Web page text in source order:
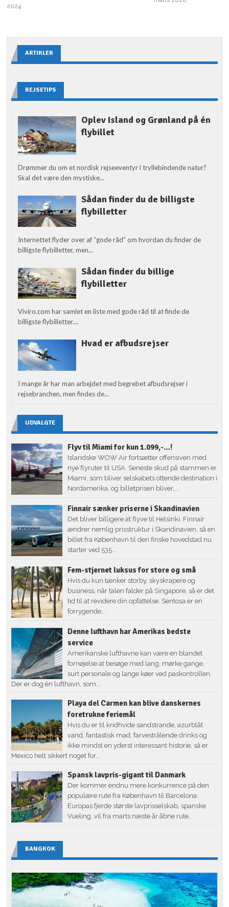
2024
ARTIKLER
REJSETIPS
Oplev Island og Grønland på én
flybillet
Drømmer du om et nordisk rejseeventyr i tryllebindende natur?
Skal det være den mystiske...
Sådan finder du de billigste
flybilletter
Internettet flyder over af “gode råd” om hvordan du finder de
billigste flybilletter, men...
Sådan finder du billige
flybilletter
Viviro.com har samlet en liste med gode råd til at finde de
billigste flybilletter....
Hvad er afbudsrejser
I mange år har man arbejdet med begrebet afbudsrejser i
rejsebranchen, men findes de...
UDVALGTE
Flyv til Miami for kun 1.099,-…!
Islandske WOW Air fortsætter offensiven med
nye flyruter til USA. Seneste skud på stammen er
Miami, som bliver selskabets ottende destination i
Nordamerika, og billetprisen bliver,...
Finnair sænker priserne i Skandinavien
Det bliver billigere at flyve til Helsinki. Finnair
ændrer nemlig prisstruktur i Skandinavien, så en
billet fra København til den finske hovedstad nu
starter ved 535...
Fem-stjernet luksus for store og små
Hvis du kun tænker storby, skyskrapere og
business, når talen falder på Singapore, så er det
tid til at revidere din opfattelse. Sentosa er en
forrygende...
Denne lufthavn har Amerikas bedste
service
Amerikanske lufthavne kan være en blandet
fornøjelse at besøge med lang, mørke gange,
surt personale og lange køer ved paskontrollen.
Der er dog én lufthavn, som...
Playa del Carmen kan blive danskernes
foretrukne feriemål
Hvis du er til kridhvide sandstrande, azurblåt
vand, fantastisk mad, farvestrålende drinks og
ikke mindst en yderst interessant historie, så er
Mexico helt sikkert noget for...
Spansk lavpris-gigant til Danmark
Der kommer endnu mere konkurrence på den
populære rute fra København til Barcelona.
Europas fjerde største lavprisselskab, spanske
Vueling, vil fra marts næste år åbne rute...
BANGKOK